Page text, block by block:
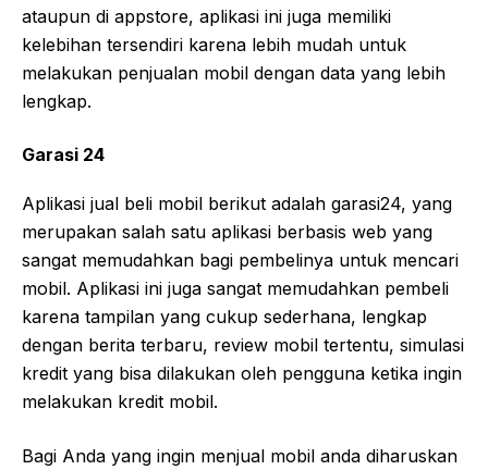
ataupun di appstore, aplikasi ini juga memiliki
kelebihan tersendiri karena lebih mudah untuk
melakukan penjualan mobil dengan data yang lebih
lengkap.
Garasi 24
Aplikasi jual beli mobil berikut adalah garasi24, yang
merupakan salah satu aplikasi berbasis web yang
sangat memudahkan bagi pembelinya untuk mencari
mobil. Aplikasi ini juga sangat memudahkan pembeli
karena tampilan yang cukup sederhana, lengkap
dengan berita terbaru, review mobil tertentu, simulasi
kredit yang bisa dilakukan oleh pengguna ketika ingin
melakukan kredit mobil.
Bagi Anda yang ingin menjual mobil anda diharuskan